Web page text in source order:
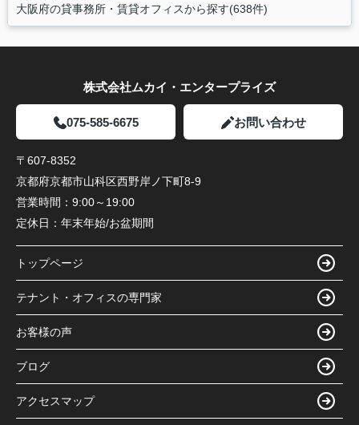
大阪府の貸事務所・賃貸オフィスから探す(638件)
株式会社ムカイ・エンタープライズ
075-585-6675 お問い合わせ
〒607-8352
京都府京都市山科区西野岸ノ下町8-9
営業時間： 9:00～19:00
定休日： 年末年始/お盆期間
トップページ
テナント・オフィスの専門家
お客様の声
ブログ
アクセスマップ